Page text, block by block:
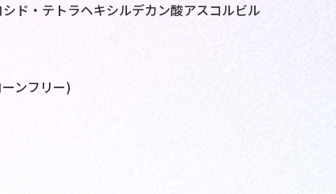
ド・テトラヘキシルデカン酸アスコルビル
ンフリー)